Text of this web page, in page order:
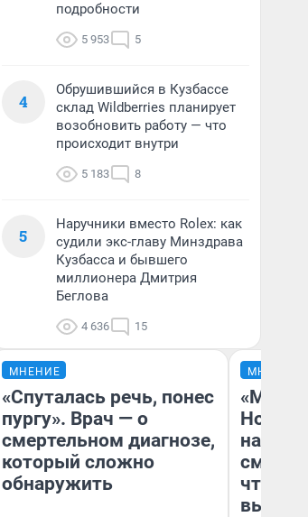
подробности
5 953 5
4
Обрушившийся в Кузбассе
склад Wildberries планирует
возобновить работу — что
происходит внутри
5 183 8
5
Наручники вместо Rolex: как
судили экс-главу Минздрава
Кузбасса и бывшего
миллионера Дмитрия
Беглова
4 636 15
МНЕНИЕ
«Спуталась речь, понес
пургу». Врач — о
смертельном диагнозе,
который сложно
обнаружить
МНЕНИЕ
«Мы
чтобы